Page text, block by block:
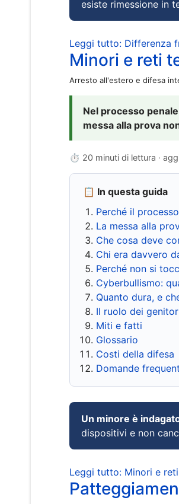
esiste rimessione in
Leggi tutto: Differenza
Minori e reti
Arresto all'estero e difesa
Nel processo
messa alla prova
⏱ 20 minuti di lettura ·
📋 In questa guida
Perché il
La messa alla
Che cosa deve
Chi era davvero
Perché non si
Cyberbullismo:
Quanto dura, e
Il ruolo dei
Miti e fatti
Glossario
Costi della difesa
Domande
Un minore è
dispositivi e non
Leggi tutto: Minori e